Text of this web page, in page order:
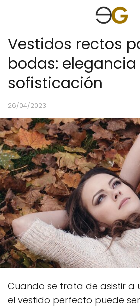
Vestidos rectos
bodas: elegancia
sofisticación
26/04/2023
Cuando se trata de asistir a
el vestido perfecto puede